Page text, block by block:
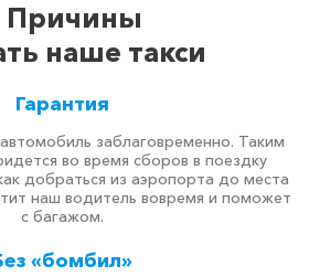
Причины
наше такси
Гарантия
заблаговременно. Таким
во время сборов в поездку
добраться из аэропорта до места
наш водитель вовремя и поможет
с багажом.
«бомбил»